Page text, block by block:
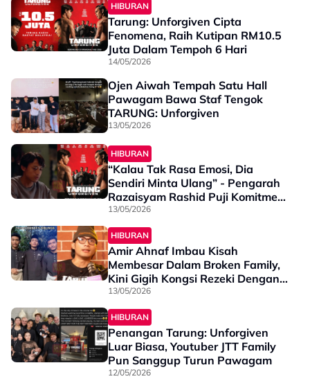
HIBURAN
Tarung: Unforgiven Cipta
Fenomena, Raih Kutipan RM10.5
Juta Dalam Tempoh 6 Hari
14/05/2026
Ojen Aiwah Tempah Satu Hall
Pawagam Bawa Staf Tengok
TARUNG: Unforgiven
13/05/2026
HIBURAN
“Kalau Tak Rasa Emosi, Dia
Sendiri Minta Ulang” - Pengarah
Razaisyam Rashid Puji Komitmen
Mierul Aiman Di Set Filem
TARUNG: Unforgiven
13/05/2026
HIBURAN
Amir Ahnaf Imbau Kisah
Membesar Dalam Broken Family,
Kini Gigih Kongsi Rezeki Dengan
Adik-Beradik - “Mak Ayah Cerai
Masa Aku PMR”
13/05/2026
HIBURAN
Penangan Tarung: Unforgiven
Luar Biasa, Youtuber JTT Family
Pun Sanggup Turun Pawagam
12/05/2026